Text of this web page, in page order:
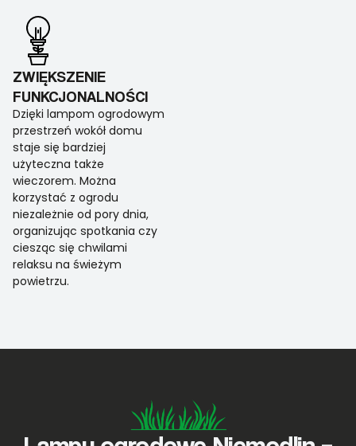
ZWIĘKSZENIE
FUNKCJONALNOŚCI
Dzięki lampom ogrodowym
przestrzeń wokół domu
staje się bardziej
użyteczna także
wieczorem. Można
korzystać z ogrodu
niezależnie od pory dnia,
organizując spotkania czy
ciesząc się chwilami
relaksu na świeżym
powietrzu.